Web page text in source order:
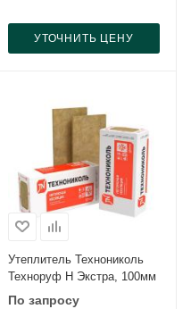
УТОЧНИТЬ ЦЕНУ
Утеплитель Технониколь
Техноруф Н Экстра, 100мм
По запросу